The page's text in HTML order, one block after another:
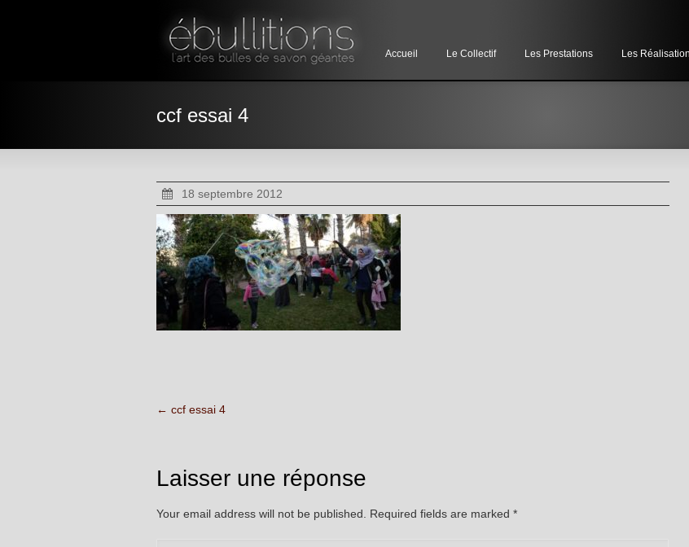
Accueil Le Collectif Les Prestations Les
ccf essai 4
18 septembre 2012
← ccf essai 4
Laisser une réponse
Your email address will not be published. Required fields are marked *